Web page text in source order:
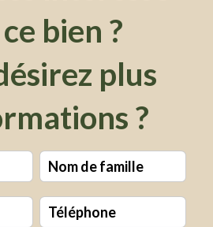
bien ?
plus
?